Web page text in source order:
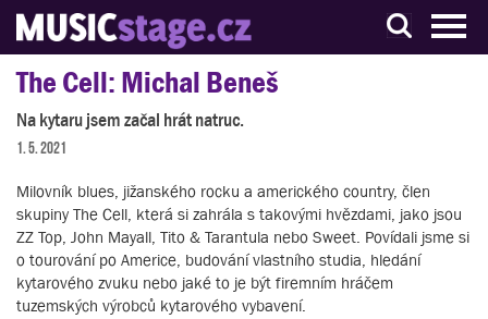
S muzikanty pro muzikanty
The Cell: Michal Beneš
Na kytaru jsem začal hrát natruc.
1. 5. 2021
Milovník blues, jižanského rocku a amerického country, člen
skupiny The Cell, která si zahrála s takovými hvězdami, jako jsou
ZZ Top, John Mayall, Tito & Tarantula nebo Sweet. Povídali jsme si
o tourování po Americe, budování vlastního studia, hledání
kytarového zvuku nebo jaké to je být firemním hráčem
tuzemských výrobců kytarového vybavení.